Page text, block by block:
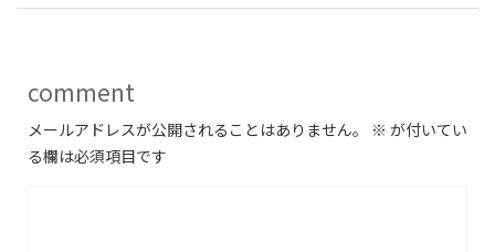
comment
メールアドレスが公開されることはありません。 ※ が付いてい
る欄は必須項目です